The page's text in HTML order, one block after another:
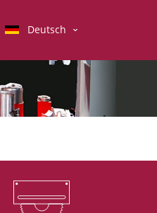
Deutsch